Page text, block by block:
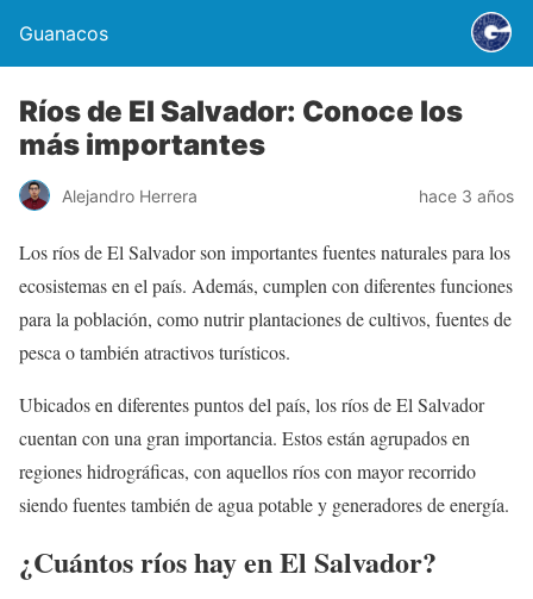
Guanacos
Ríos de El Salvador: Conoce los
más importantes
Alejandro Herrera hace 3 años
Los ríos de El Salvador son importantes fuentes naturales para los
ecosistemas en el país. Además, cumplen con diferentes funciones
para la población, como nutrir plantaciones de cultivos, fuentes de
pesca o también atractivos turísticos.
Ubicados en diferentes puntos del país, los ríos de El Salvador
cuentan con una gran importancia. Estos están agrupados en
regiones hidrográficas, con aquellos ríos con mayor recorrido
siendo fuentes también de agua potable y generadores de energía.
¿Cuántos ríos hay en El Salvador?